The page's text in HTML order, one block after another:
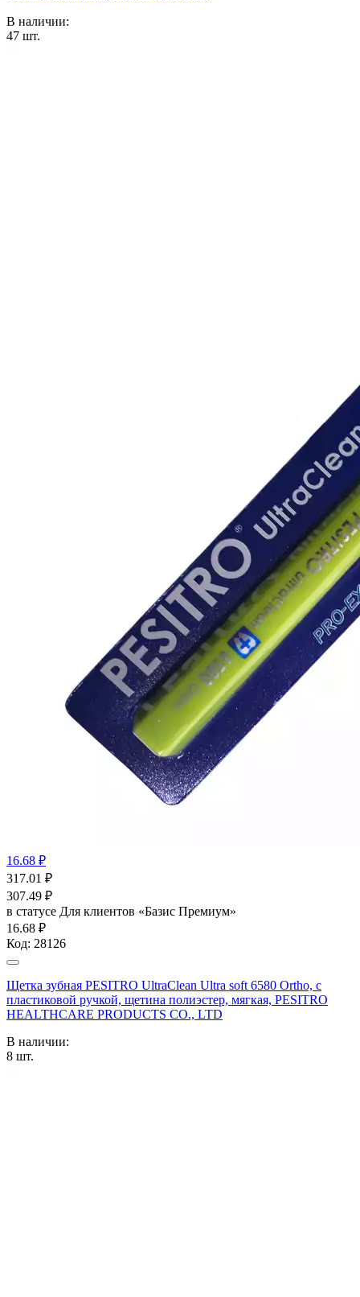
В наличии:
47 шт.
16.68 ₽
317.01 ₽
307.49 ₽
в статусе Для клиентов «Базис Премиум»
16.68 ₽
Код: 28126
Щетка зубная PESITRO UltraClean Ultra soft 6580 Ortho, с
пластиковой ручкой, щетина полиэстер, мягкая, PESITRO
HEALTHCARE PRODUCTS CO., LTD
В наличии:
8 шт.